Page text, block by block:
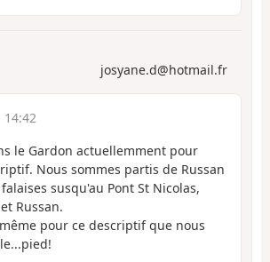
josyane.d@hotmail.fr
14:42
le Gardon actuellemment pour
Nous sommes partis de Russan
susqu'au Pont St Nicolas,
Russan.
pour ce descriptif que nous